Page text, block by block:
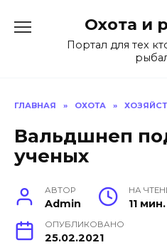
содержанию
Охота и
Портал для тех
ГЛАВНАЯ » ОХОТА »
Вальдшнеп
ученых
АВТОР
Admin
НА
11 мин.
ОПУБЛИКОВАНО
25.02.2021